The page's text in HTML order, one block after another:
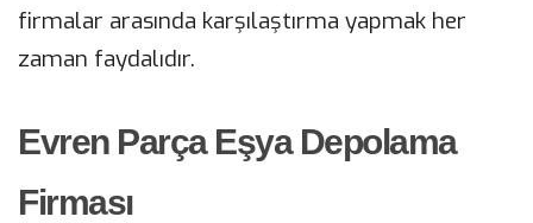
firmalar arasında karşılaştırma yapmak her
zaman faydalıdır.
Evren Parça Eşya Depolama
Firması